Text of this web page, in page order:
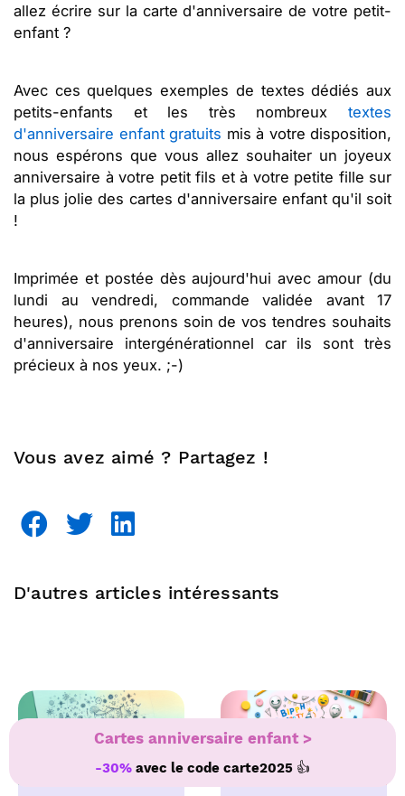
Cartes anniversaire enfant >
-30% avec le code carte2025 👍
allez écrire sur la carte d'anniversaire de votre petit-
enfant ?
Avec ces quelques exemples de textes dédiés aux
petits-enfants et les très nombreux textes
d'anniversaire enfant gratuits mis à votre disposition,
nous espérons que vous allez souhaiter un joyeux
anniversaire à votre petit fils et à votre petite fille sur
la plus jolie des cartes d'anniversaire enfant qu'il soit
!
Imprimée et postée dès aujourd'hui avec amour (du
lundi au vendredi, commande validée avant 17
heures), nous prenons soin de vos tendres souhaits
d'anniversaire intergénérationnel car ils sont très
précieux à nos yeux. ;-)
Vous avez aimé ? Partagez !
D'autres articles intéressants